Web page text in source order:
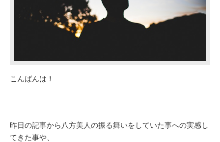
こんばんは！
昨日の記事から八方美人の振る舞いをしていた事への実感し
てきた事や、